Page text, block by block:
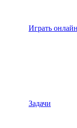
Играть онлайн
Задачи